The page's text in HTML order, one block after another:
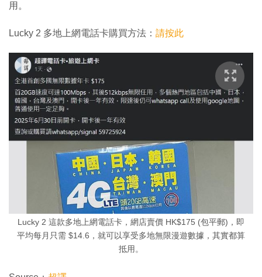
用。
Lucky 2 多地上網電話卡購買方法： 請按此
Lucky 2 這款多地上網電話卡，網店賣價 HK$175 (包平郵)，即
平均每月只需 $14.6，就可以享受多地無限漫遊數據，其實都算
抵用。